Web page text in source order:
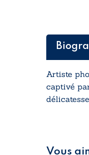
Artiste
captivé
Vous